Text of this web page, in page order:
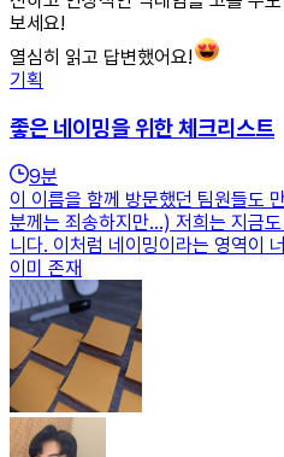
보세요!
열심히 읽고 답변했어요!
기획
좋은 네이밍을 위한 체크리스트
9분
이 이름을 함께 방문했던 팀원들도
분께는 죄송하지만...) 저희는 지금
니다. 이처럼 네이밍이라는 영역이
이미 존재